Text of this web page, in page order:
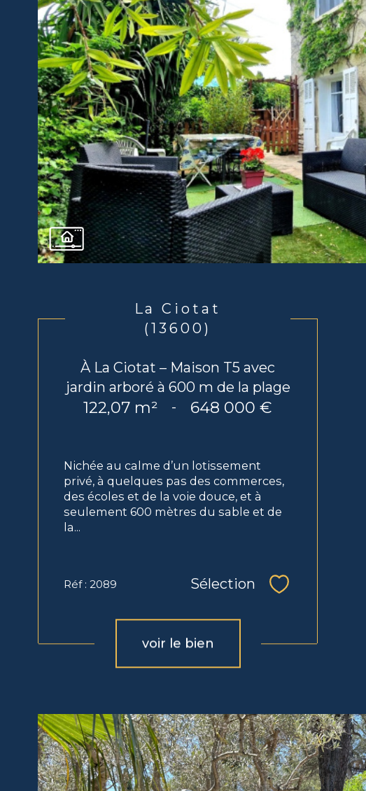
La Ciotat
(13600)
À La Ciotat – Maison T5 avec
jardin arboré à 600 m de la plage
122,07 m² - 648 000 €
Nichée au calme d’un lotissement
privé, à quelques pas des commerces,
des écoles et de la voie douce, et à
seulement 600 mètres du sable et de
la...
Réf : 2089 Sélection Sélectionner
voir le bien